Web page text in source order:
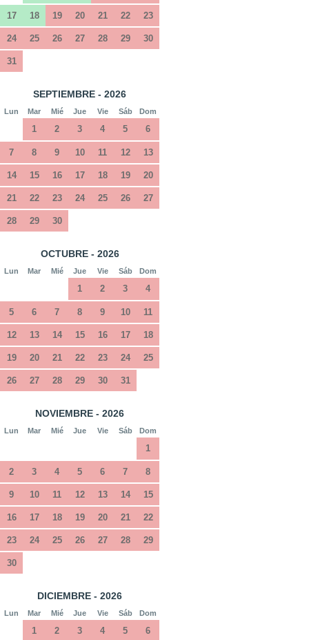
17 18 19 20 21 22 23
24 25 26 27 28 29 30
31
SEPTIEMBRE - 2026
Lun Mar Mié Jue Vie Sáb Dom
1 2 3 4 5 6
7 8 9 10 11 12 13
14 15 16 17 18 19 20
21 22 23 24 25 26 27
28 29 30
OCTUBRE - 2026
Lun Mar Mié Jue Vie Sáb Dom
1 2 3 4
5 6 7 8 9 10 11
12 13 14 15 16 17 18
19 20 21 22 23 24 25
26 27 28 29 30 31
NOVIEMBRE - 2026
Lun Mar Mié Jue Vie Sáb Dom
1
2 3 4 5 6 7 8
9 10 11 12 13 14 15
16 17 18 19 20 21 22
23 24 25 26 27 28 29
30
DICIEMBRE - 2026
Lun Mar Mié Jue Vie Sáb Dom
1 2 3 4 5 6